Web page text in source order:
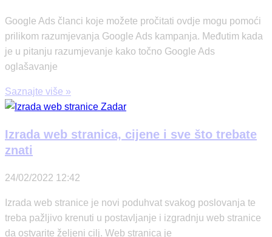
Google Ads članci koje možete pročitati ovdje mogu pomoći
prilikom razumjevanja Google Ads kampanja. Međutim kada
je u pitanju razumjevanje kako točno Google Ads
oglašavanje
Saznajte više »
Izrada web stranica, cijene i sve što trebate
znati
24/02/2022 12:42
Izrada web stranice je novi poduhvat svakog poslovanja te
treba pažljivo krenuti u postavljanje i izgradnju web stranice
da ostvarite željeni cilj. Web stranica je